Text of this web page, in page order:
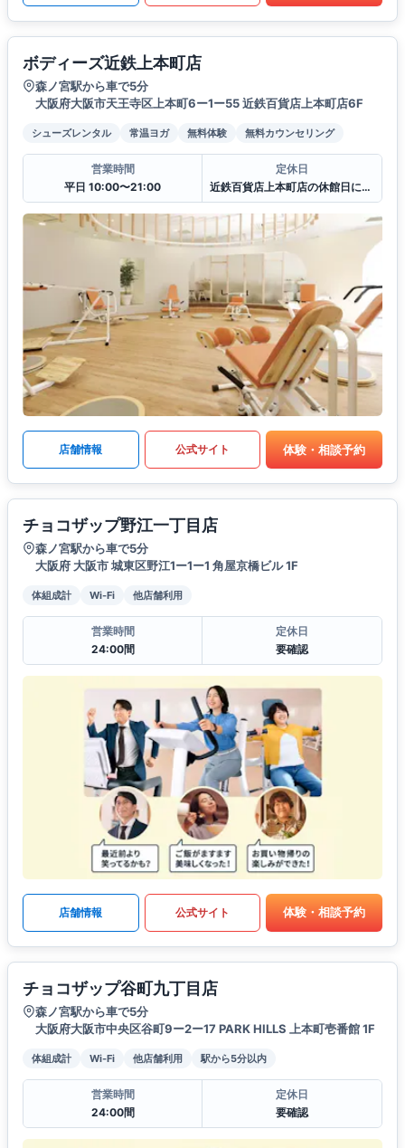
ボディーズ近鉄上本町店
森ノ宮駅から車で5分
大阪府大阪市天王寺区上本町6ー1ー55 近鉄百貨店上本町店6F
シューズレンタル 常温ヨガ 無料体験 無料カウンセリング
営業時間
平日 10:00〜21:00
定休日
近鉄百貨店上本町店の休館日に準ずる
店舗情報 公式サイト 体験・相談予約
チョコザップ野江一丁目店
森ノ宮駅から車で5分
大阪府 大阪市 城東区野江1ー1ー1 角屋京橋ビル 1F
体組成計 Wi-Fi 他店舗利用
営業時間
24:00間
定休日
要確認
店舗情報 公式サイト 体験・相談予約
チョコザップ谷町九丁目店
森ノ宮駅から車で5分
大阪府大阪市中央区谷町9ー2ー17 PARK HILLS 上本町壱番館 1F
体組成計 Wi-Fi 他店舗利用 駅から5分以内
営業時間
24:00間
定休日
要確認